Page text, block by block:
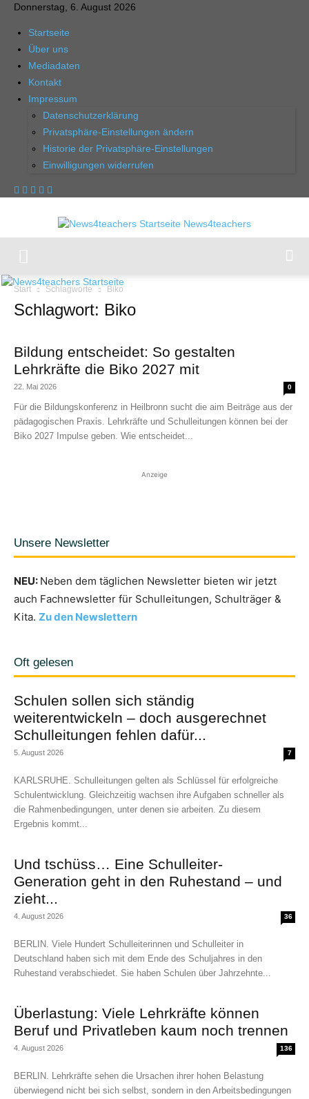
Donnerstag, 6. August 2026
Startseite
Über uns
Mediadaten
Kontakt
Impressum
Datenschutzerklärung
Privatsphäre-Einstellungen ändern
Historie der Privatsphäre-Einstellungen
Einwilligungen widerrufen
News4teachers
Start Schlagworte Biko
Schlagwort: Biko
Bildung entscheidet: So gestalten
Lehrkräfte die Biko 2027 mit
22. Mai 2026 0
Für die Bildungskonferenz in Heilbronn sucht die aim Beiträge aus der
pädagogischen Praxis. Lehrkräfte und Schulleitungen können bei der
Biko 2027 Impulse geben. Wie entscheidet...
Anzeige
Unsere Newsletter
NEU: Neben dem täglichen Newsletter bieten wir jetzt
auch Fachnewsletter für Schulleitungen, Schulträger &
Kita. Zu den Newslettern
Oft gelesen
Schulen sollen sich ständig
weiterentwickeln – doch ausgerechnet
Schulleitungen fehlen dafür...
5. August 2026 7
KARLSRUHE. Schulleitungen gelten als Schlüssel für erfolgreiche
Schulentwicklung. Gleichzeitig wachsen ihre Aufgaben schneller als
die Rahmenbedingungen, unter denen sie arbeiten. Zu diesem
Ergebnis kommt...
Und tschüss… Eine Schulleiter-
Generation geht in den Ruhestand – und
zieht...
4. August 2026 36
BERLIN. Viele Hundert Schulleiterinnen und Schulleiter in
Deutschland haben sich mit dem Ende des Schuljahres in den
Ruhestand verabschiedet. Sie haben Schulen über Jahrzehnte...
Überlastung: Viele Lehrkräfte können
Beruf und Privatleben kaum noch trennen
4. August 2026 136
BERLIN. Lehrkräfte sehen die Ursachen ihrer hohen Belastung
überwiegend nicht bei sich selbst, sondern in den Arbeitsbedingungen